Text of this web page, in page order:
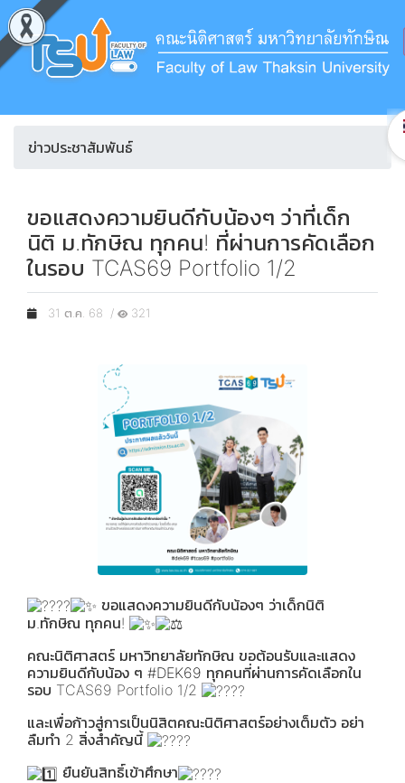
ข่าวประชาสัมพันธ์
ขอแสดงความยินดีกับน้องๆ ว่าที่เด็ก
นิติ ม.ทักษิณ ทุกคน! ที่ผ่านการคัดเลือก
ในรอบ TCAS69 Portfolio 1/2
31 ต.ค. 68 / 321
ขอแสดงความยินดีกับน้องๆ ว่าเด็กนิติ
ม.ทักษิณ ทุกคน!
คณะนิติศาสตร์ มหาวิทยาลัยทักษิณ ขอต้อนรับและแสดง
ความยินดีกับน้อง ๆ #DEK69 ทุกคนที่ผ่านการคัดเลือกใน
รอบ TCAS69 Portfolio 1/2
และเพื่อก้าวสู่การเป็นนิสิตคณะนิติศาสตร์อย่างเต็มตัว อย่า
ลืมทำ 2 สิ่งสำคัญนี้
ยืนยันสิทธิ์เข้าศึกษา